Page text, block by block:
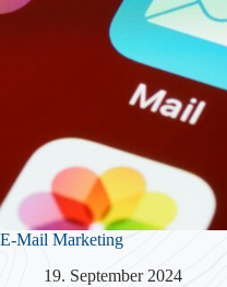
E-Mail Marketing
19. September 2024